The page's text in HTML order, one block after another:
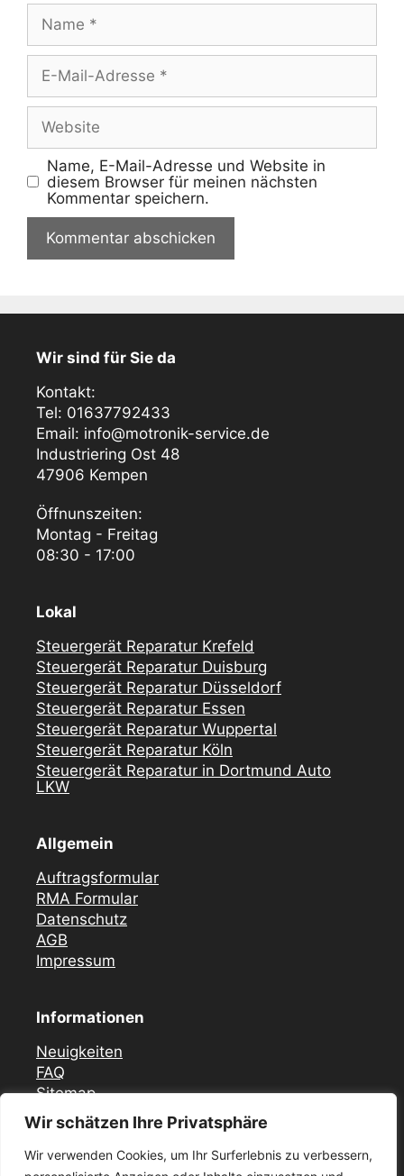
Wir schätzen Ihre Privatsphäre
Wir verwenden Cookies, um Ihr Surferlebnis zu verbessern,
Name
E-
Mail-
Adresse
Website
Name, E-Mail-Adresse und Website in
diesem Browser für meinen nächsten
Kommentar speichern.
Wir sind für Sie da
Kontakt:
Tel: 01637792433
Email: info@motronik-service.de
Industriering Ost 48
47906 Kempen
Öffnunszeiten:
Montag - Freitag
08:30 - 17:00
Lokal
Steuergerät Reparatur Krefeld
Steuergerät Reparatur Duisburg
Steuergerät Reparatur Düsseldorf
Steuergerät Reparatur Essen
Steuergerät Reparatur Wuppertal
Steuergerät Reparatur Köln
Steuergerät Reparatur in Dortmund Auto
LKW
Allgemein
Auftragsformular
RMA Formular
Datenschutz
AGB
Impressum
Informationen
Neuigkeiten
FAQ
Sitemap
Vor Ort Notfall Service
Mercedes Zündschloss ELV Reparatur